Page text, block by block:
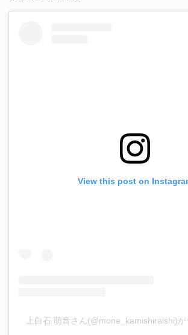
View this post on